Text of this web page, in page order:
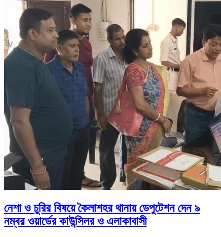
নেশা ও চুরির বিষয়ে কৈলাশহর থানায় ডেপুটেশন দেন ৯
নম্বর ওয়ার্ডের কাউন্সিলর ও এলাকাবাসী